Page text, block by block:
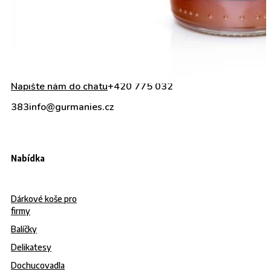
Napište nám do chatu+420 775 032
383info@gurmanies.cz
Nabídka
Dárkové koše pro
firmy
Balíčky
Delikatesy
Dochucovadla